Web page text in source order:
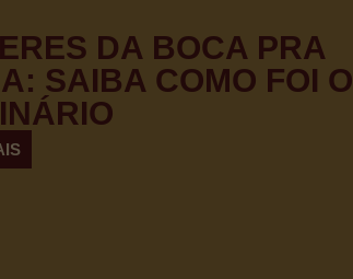
DA BOCA PRA
SAIBA COMO FOI O